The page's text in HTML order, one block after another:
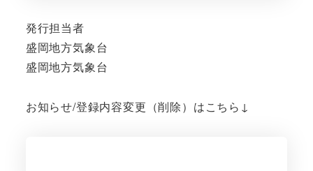
発行担当者
盛岡地方気象台
盛岡地方気象台
お知らせ/登録内容変更（削除）はこちら↓